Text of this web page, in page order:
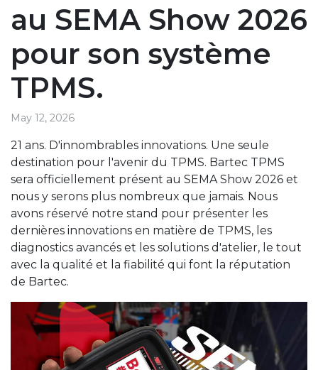
au SEMA Show 2026
pour son système
TPMS.
May 12, 2026
21 ans. D'innombrables innovations. Une seule
destination pour l'avenir du TPMS. Bartec TPMS
sera officiellement présent au SEMA Show 2026 et
nous y serons plus nombreux que jamais. Nous
avons réservé notre stand pour présenter les
dernières innovations en matière de TPMS, les
diagnostics avancés et les solutions d'atelier, le tout
avec la qualité et la fiabilité qui font la réputation
de Bartec.